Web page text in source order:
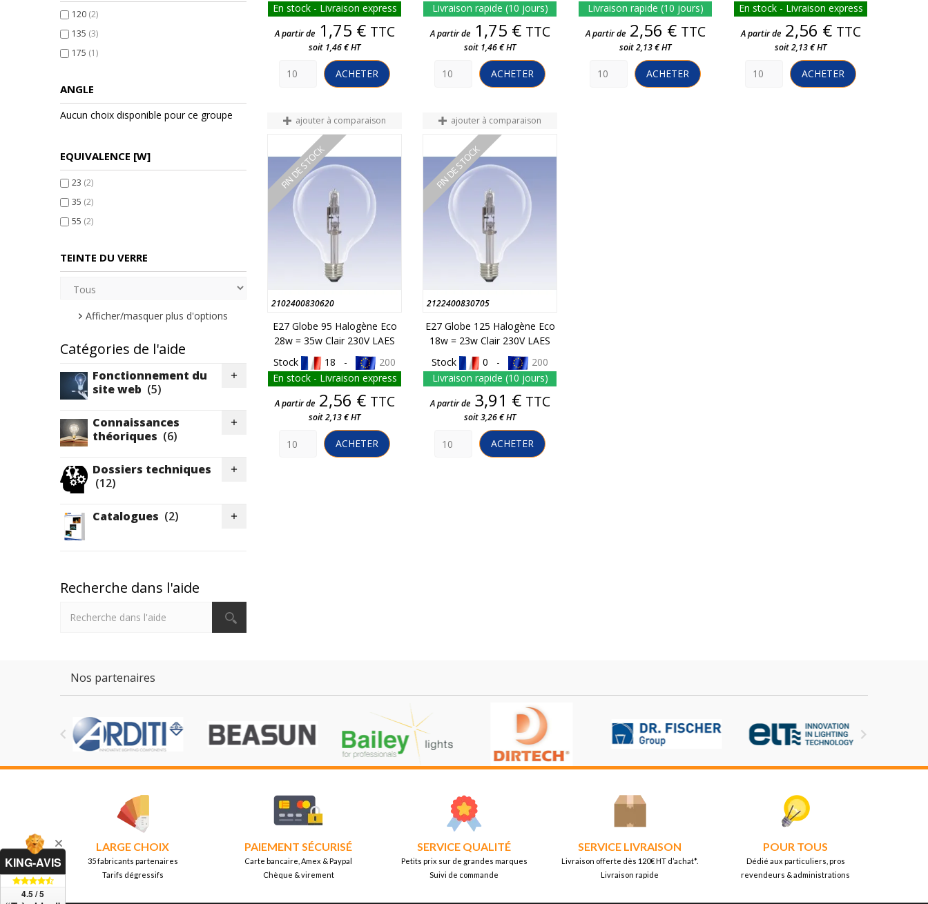
120 (2)
135 (3)
175 (1)
ANGLE
Aucun choix disponible pour ce groupe
EQUIVALENCE [W]
23 (2)
35 (2)
55 (2)
TEINTE DU VERRE
Afficher/masquer plus d'options
Catégories de l'aide
Fonctionnement du
site web (5)

Connaissances
théoriques (6)

Dossiers techniques
(12)

Catalogues (2) 
Recherche dans l'aide
En stock - Livraison express
Prix
A partir de 1,75 € TTC
soit 1,46 € HT
ACHETER
Livraison rapide (10 jours)
Prix
A partir de 1,75 € TTC
soit 1,46 € HT
ACHETER
Livraison rapide (10 jours)
Prix
A partir de 2,56 € TTC
soit 2,13 € HT
ACHETER
En stock - Livraison express
Prix
A partir de 2,56 € TTC
soit 2,13 € HT
ACHETER
ajouter à comparaison
2102400830620
FIN DE STOCK
E27 Globe 95 Halogène Eco
28w = 35w Clair 230V LAES
Stock
18 -
200
En stock - Livraison express
Prix
A partir de 2,56 € TTC
soit 2,13 € HT
ACHETER
ajouter à comparaison
2122400830705
FIN DE STOCK
E27 Globe 125 Halogène Eco
18w = 23w Clair 230V LAES
Stock
0 -
200
Livraison rapide (10 jours)
Prix
A partir de 3,91 € TTC
soit 3,26 € HT
ACHETER
Nos partenaires
 
LARGE CHOIX
35 fabricants partenaires
Tarifs dégressifs
PAIEMENT SÉCURISÉ
Carte bancaire, Amex & Paypal
Chèque & virement
SERVICE QUALITÉ
Petits prix sur de grandes marques
Suivi de commande
SERVICE LIVRAISON
Livraison offerte dès 120€ HT d’achat*.
Livraison rapide
POUR TOUS
Dédié aux particuliers, pros
revendeurs & administrations
KING-AVIS
4.5 / 5